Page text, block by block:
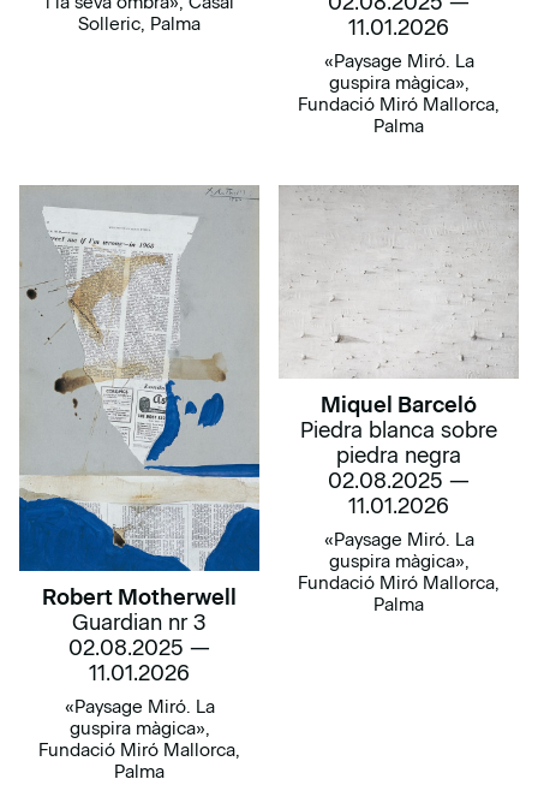
Solleric, Palma
11.01.2026
«Paysage Miró. La
guspira màgica»,
Fundació Miró Mallorca,
Palma
Robert Motherwell
Guardian nr 3
02.08.2025 —
11.01.2026
«Paysage Miró. La
guspira màgica»,
Fundació Miró Mallorca,
Palma
Miquel Barceló
Piedra blanca sobre
piedra negra
02.08.2025 —
11.01.2026
«Paysage Miró. La
guspira màgica»,
Fundació Miró Mallorca,
Palma